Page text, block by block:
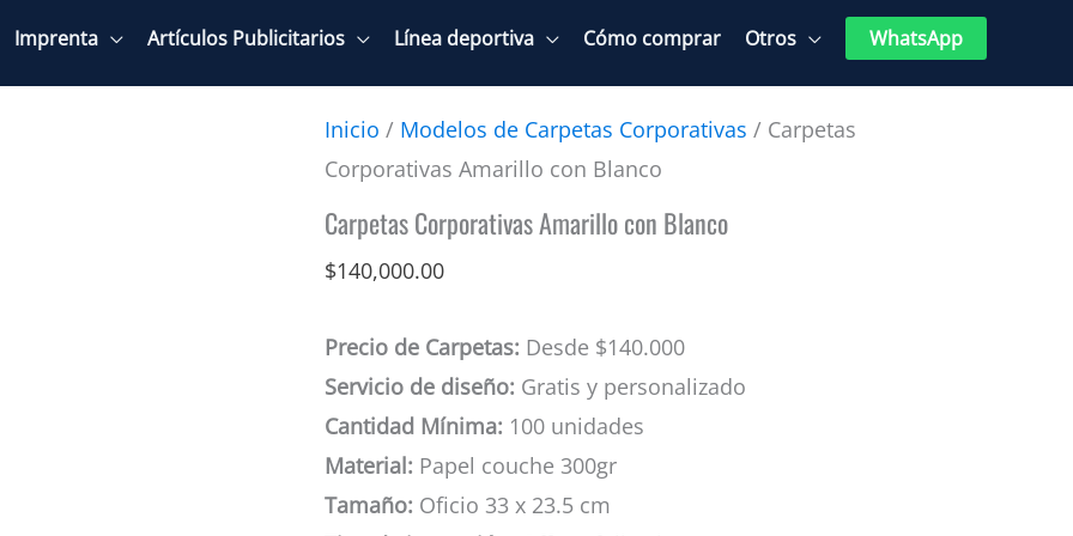
Imprenta Artículos Publicitarios Línea deportiva Cómo comprar Otros WhatsApp
Inicio / Modelos de Carpetas Corporativas / Carpetas
Corporativas Amarillo con Blanco
Carpetas Corporativas Amarillo con Blanco
$140,000.00
Precio de Carpetas: Desde $140.000
Servicio de diseño: Gratis y personalizado
Cantidad Mínima: 100 unidades
Material: Papel couche 300gr
Tamaño: Oficio 33 x 23.5 cm